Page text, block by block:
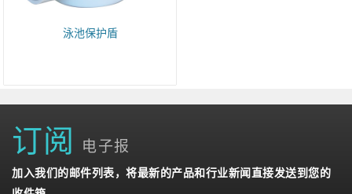
泳池保护盾
订阅 电子报
加入我们的邮件列表，将最新的产品和行业新闻直接发送到您的